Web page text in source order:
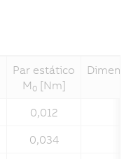
Par estático
M 0[Nm]
0,012
0,034